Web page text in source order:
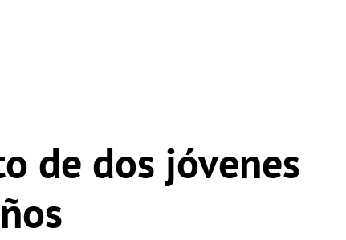
de dos jóvenes